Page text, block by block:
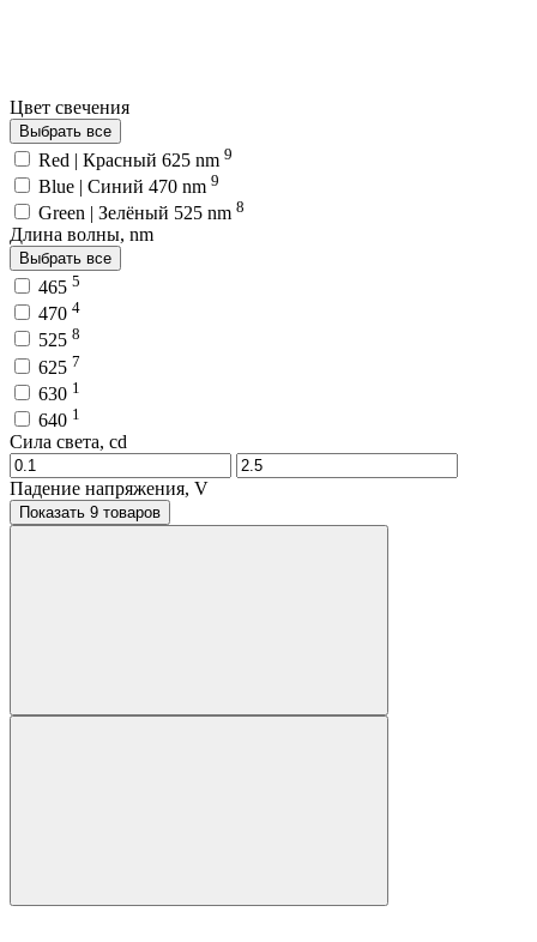
Цвет свечения
Выбрать все
Red | Красный 625 nm 9
Blue | Синий 470 nm 9
Green | Зелёный 525 nm 8
Длина волны, nm
Выбрать все
465 5
470 4
525 8
625 7
630 1
640 1
Сила света, cd
Падение напряжения, V
Показать 9 товаров